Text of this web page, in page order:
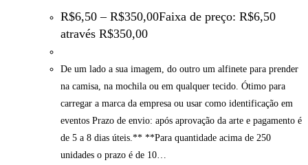
R$6,50 – R$350,00Faixa de preço: R$6,50
através R$350,00
De um lado a sua imagem, do outro um alfinete para prender
na camisa, na mochila ou em qualquer tecido. Ótimo para
carregar a marca da empresa ou usar como identificação em
eventos Prazo de envio: após aprovação da arte e pagamento é
de 5 a 8 dias úteis.** **Para quantidade acima de 250
unidades o prazo é de 10…